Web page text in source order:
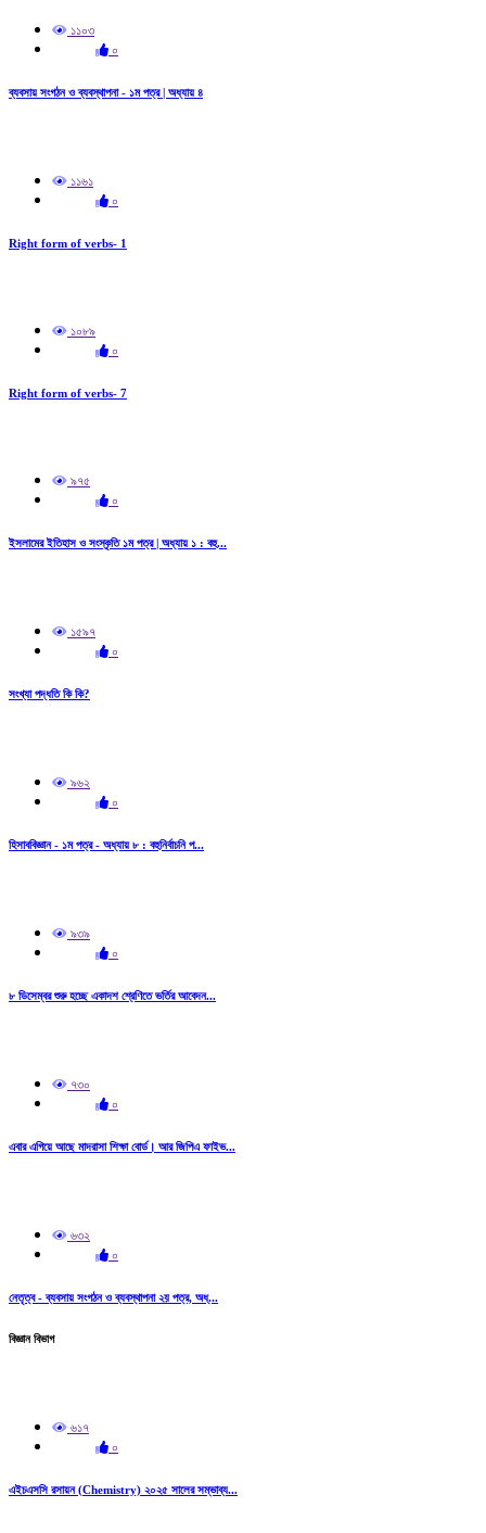
১১০৩
০
ব্যবসায় সংগঠন ও ব্যবস্থাপনা - ১ম পত্র | অধ্যায় ৪
১১৬১
০
Right form of verbs- 1
১০৮৯
০
Right form of verbs- 7
৯৭৫
০
ইসলামের ইতিহাস ও সংস্কৃতি ১ম পত্র | অধ্যায় ১ : বহু...
১৫৯৭
০
সংখ্যা পদ্ধতি কি কি?
৯৬২
০
হিসাববিজ্ঞান - ১ম পত্র - অধ্যায় ৮ : বহুনির্বাচনি প...
৯৩৯
০
৮ ডিসেম্বর শুরু হচ্ছে একাদশ শ্রেণিতে ভর্তির আবেদন...
৭৩০
০
এবার এগিয়ে আছে মাদরাসা শিক্ষা বোর্ড। আর জিপিএ ফাইভ...
৬৩২
০
নেতৃত্ব - ব্যবসায় সংগঠন ও ব্যবস্থাপনা ২য় পত্র, অধ্...
বিজ্ঞান বিভাগ
৬১৭
০
এইচএসসি রসায়ন (Chemistry) ২০২৫ সালের সম্ভাব্য...